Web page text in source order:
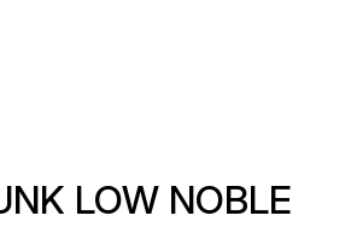
LOW NOBLE